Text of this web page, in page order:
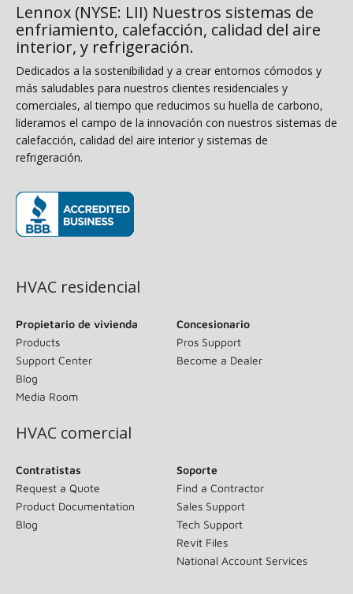
Lennox (NYSE: LII) Nuestros sistemas de
enfriamiento, calefacción, calidad del aire
interior, y refrigeración.
Dedicados a la sostenibilidad y a crear entornos cómodos y
más saludables para nuestros clientes residenciales y
comerciales, al tiempo que reducimos su huella de carbono,
lideramos el campo de la innovación con nuestros sistemas de
calefacción, calidad del aire interior y sistemas de
refrigeración.
HVAC residencial
Propietario de vivienda
Products
Support Center
Blog
Media Room
Concesionario
Pros Support
Become a Dealer
HVAC comercial
Contratistas
Request a Quote
Product Documentation
Blog
Soporte
Find a Contractor
Sales Support
Tech Support
Revit Files
National Account Services